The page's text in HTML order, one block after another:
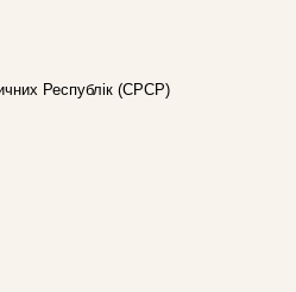
Республік (СРСР)